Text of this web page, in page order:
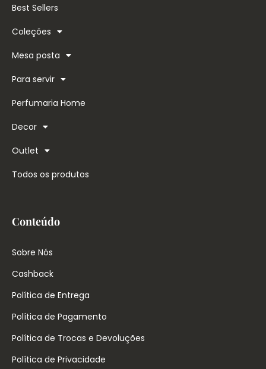
Best Sellers
Coleções
Mesa posta
Para servir
Perfumaria Home
Decor
Outlet
Todos os produtos
Conteúdo
Sobre Nós
Cashback
Política de Entrega
Política de Pagamento
Política de Trocas e Devoluções
Política de Privacidade